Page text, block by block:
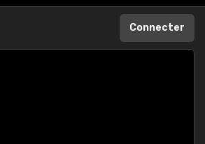
Connecter